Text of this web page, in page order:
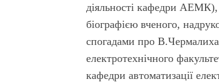
діяльності кафедри АЕМК),
біографією вченого,
спогадами про В.Чермалиха
електротехнічного
кафедри автоматизації